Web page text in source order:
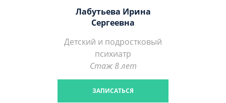
Лабутьева Ирина
Сергеевна
Детский и подростковый
психиатр
Стаж 8 лет
ЗАПИСАТЬСЯ